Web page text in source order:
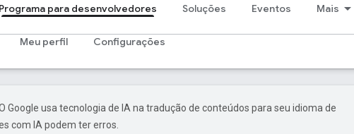
Programa para desenvolvedores Soluções Eventos Mais
Meu perfil Configurações
Google usa tecnologia de IA na tradução de conteúdos para seu idioma de
com IA podem ter erros.